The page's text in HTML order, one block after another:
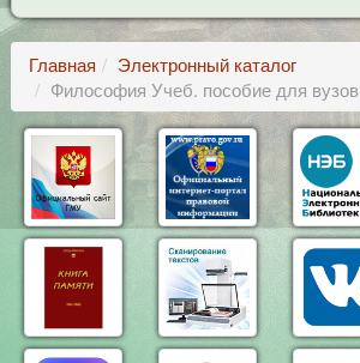
Главная
Электронный каталог
Философия Учеб. пособие для вузов